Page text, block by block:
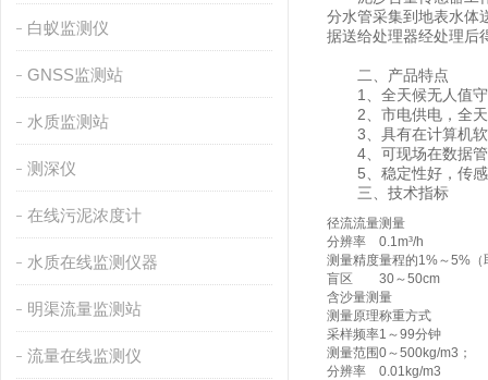
白蚁监测仪
GNSS监测站
水质监测站
测深仪
在线污泥浓度计
水质在线监测仪器
明渠流量监测站
流量在线监测仪
分水管采集到地表水体
据送给处理器经处理后
二、产品特点
1、全天候无人值守
2、市电供电，全天
3、具有在计算机软
4、可现场在数据管
5、稳定性好，传感
三、技术指标
径流流量测量
分辨率
0.1m³/h
测量精度量程的1%～5%（
盲区
30～50cm
含沙量测量
测量原理称重方式
采样频率1～99分钟
测量范围0～500kg/m3；
分辨率
0.01kg/m3